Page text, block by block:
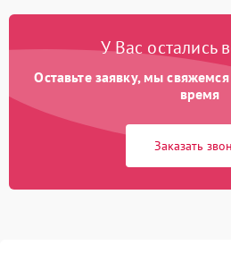
У Вас остались
Оставьте заявку, мы
время
Заказать